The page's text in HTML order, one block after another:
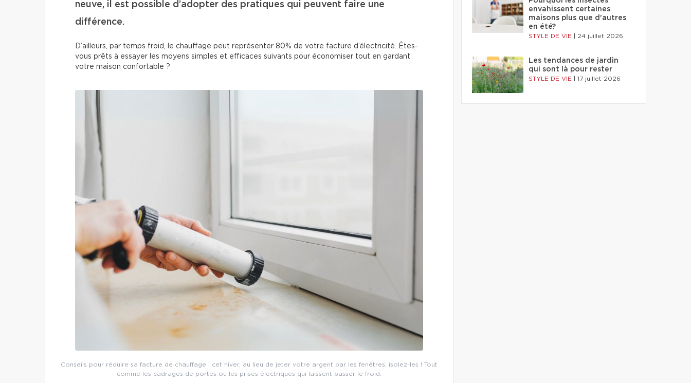
neuve, il est possible d’adopter des pratiques qui peuvent faire une
différence.
D’ailleurs, par temps froid, le chauffage peut représenter 80% de votre facture d’électricité. Êtes-
vous prêts à essayer les moyens simples et efficaces suivants pour économiser tout en gardant
votre maison confortable ?
Conseils pour réduire sa facture de chauffage : cet hiver, au lieu de jeter votre argent par les fenêtres, isolez-les ! Tout
comme les cadrages de portes ou les prises électriques qui laissent passer le froid.
envahissent certaines
maisons plus que d'autres
en été?
STYLE DE VIE 24 juillet 2026
Les tendances de jardin
qui sont là pour rester
STYLE DE VIE 17 juillet 2026